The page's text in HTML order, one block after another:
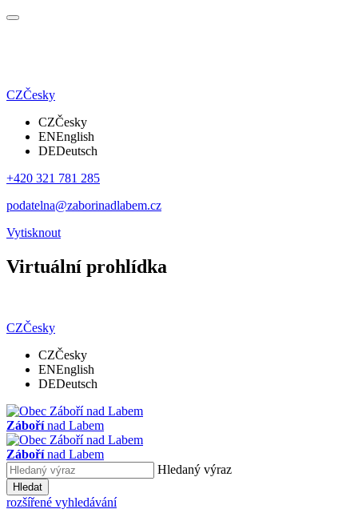
CZČesky
CZČesky
ENEnglish
DEDeutsch
+420 321 781 285
podatelna@zaborinadlabem.cz
Vytisknout
Virtuální prohlídka
CZČesky
CZČesky
ENEnglish
DEDeutsch
Zábořínad Labem
Zábořínad Labem
Hledaný výraz
Hledat
rozšířené vyhledávání